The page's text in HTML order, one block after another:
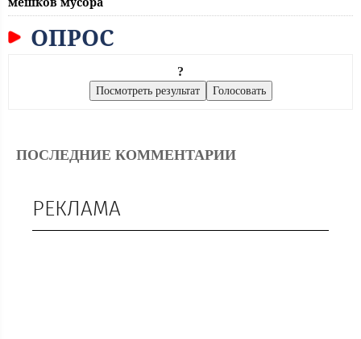
ОПРОС
?
ПОСЛЕДНИЕ КОММЕНТАРИИ
РЕКЛАМА